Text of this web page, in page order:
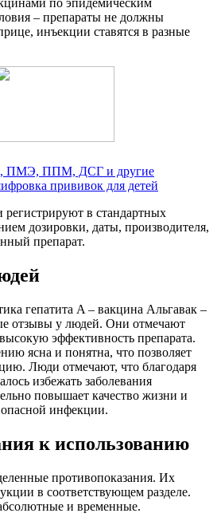
по эпидемическим
– препараты не должны
инъекции ставятся в разные
ПМЭ, ППМ, ДСГ и другие
прививок для детей
в стандартных
дозировки, даты, производителя,
препарат.
гепатита A – вакцина Альгавак –
отзывы у людей. Они отмечают
эффективность препарата.
ясна и понятна, что позволяет
Люди отмечают, что благодаря
избежать заболевания
повышает качество жизни и
опасной инфекции.
к использованию
противопоказания. Их
в соответствующем разделе.
и временные.